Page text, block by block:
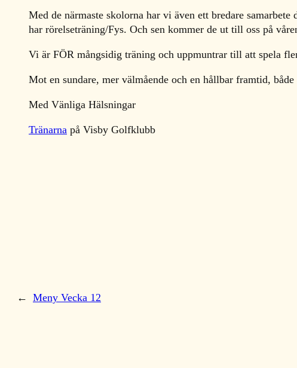
Med de närmaste skolorna har vi även ett bredare
har rörelseträning/Fys. Och sen kommer de ut till oss på
Vi är FÖR mångsidig träning och uppmuntrar till att spela
Mot en sundare, mer välmående och en hållbar framtid,
Med Vänliga Hälsningar
Tränarna på Visby Golfklubb
← Meny Vecka 12